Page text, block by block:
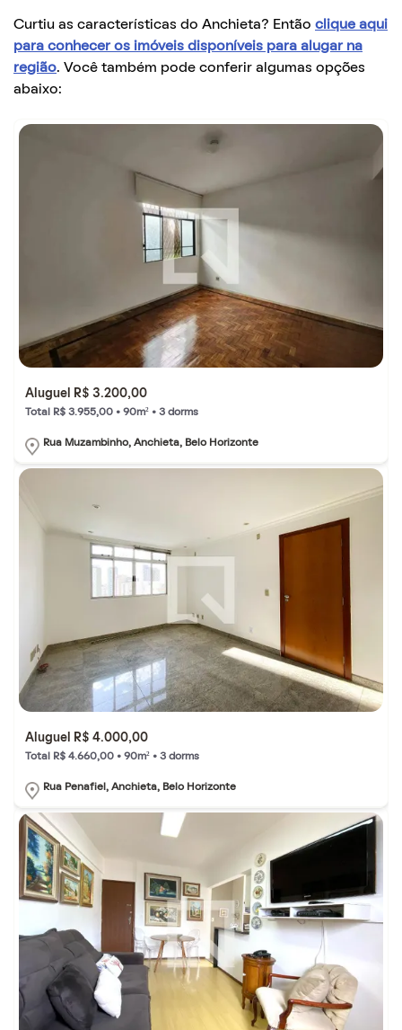
Curtiu as características do Anchieta? Então clique aqui
para conhecer os imóveis disponíveis para alugar na
região. Você também pode conferir algumas opções
abaixo:
Aluguel R$ 3.200,00
Total R$ 3.955,00 • 90m² • 3 dorms
Rua Muzambinho, Anchieta, Belo Horizonte
Aluguel R$ 4.000,00
Total R$ 4.660,00 • 90m² • 3 dorms
Rua Penafiel, Anchieta, Belo Horizonte